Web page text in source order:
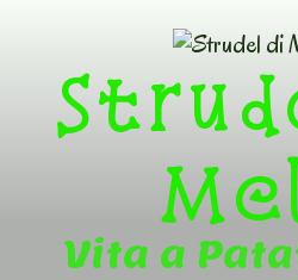
content
Vita a